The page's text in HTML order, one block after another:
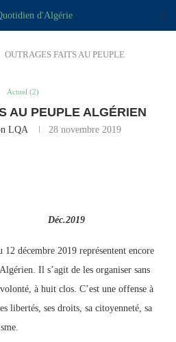
OUTRAGES FAITS AU PEUPLE
Actuel (2)
AU PEUPLE ALGÉRIEN
LQA 28 novembre 2019
Déc.2019
décembre 2019 représentent encore
Il s’agit de les organiser sans
à huit clos. C’est une offense à
libertés, ses droits, sa citoyenneté, sa